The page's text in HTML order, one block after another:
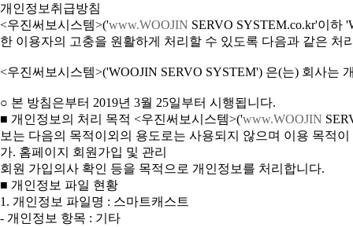
개인정보취급방침
<우진써보시스템>('www.WOOJIN SERVO SYSTEM.co.kr'이하
한 이용자의 고충을 원활하게 처리할 수 있도록 다음과 같은 처
<우진써보시스템>('WOOJIN SERVO SYSTEM') 은(는) 회사
○ 본 방침은부터 2019년 3월 25일부터 시행됩니다.
■ 개인정보의 처리 목적 <우진써보시스템>('www.WOOJIN
보는 다음의 목적이외의 용도로는 사용되지 않으며 이용 목적
가. 홈페이지 회원가입 및 관리
회원 가입의사 확인 등을 목적으로 개인정보를 처리합니다.
■ 개인정보 파일 현황
1. 개인정보 파일명 : 스마트캐스트
- 개인정보 항목 : 기타